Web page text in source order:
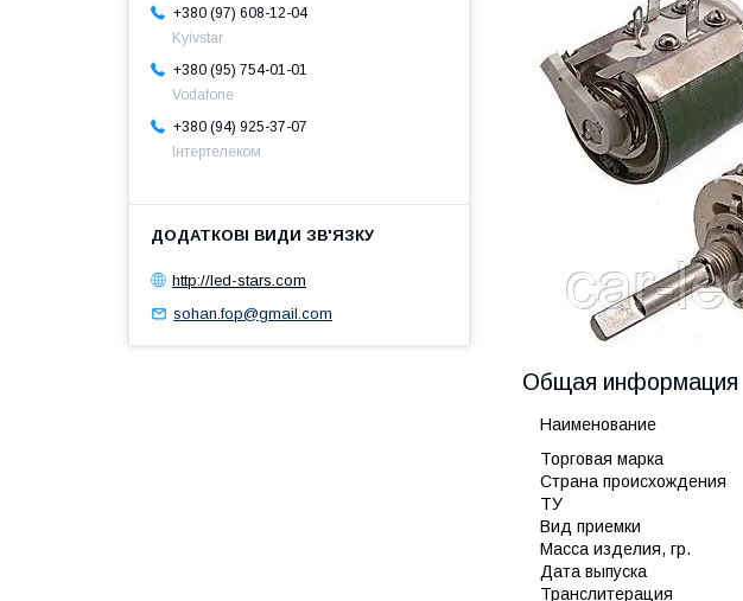
Общая информация
Наименование
Торговая марка
Страна происхождения
ТУ
Вид приемки
Масса изделия, гр.
Дата выпуска
Транслитерация
+380 (97) 608-12-04
Kyivstar
+380 (95) 754-01-01
Vodafone
+380 (94) 925-37-07
Інтертелеком
http://led-stars.com
sohan.fop@gmail.com